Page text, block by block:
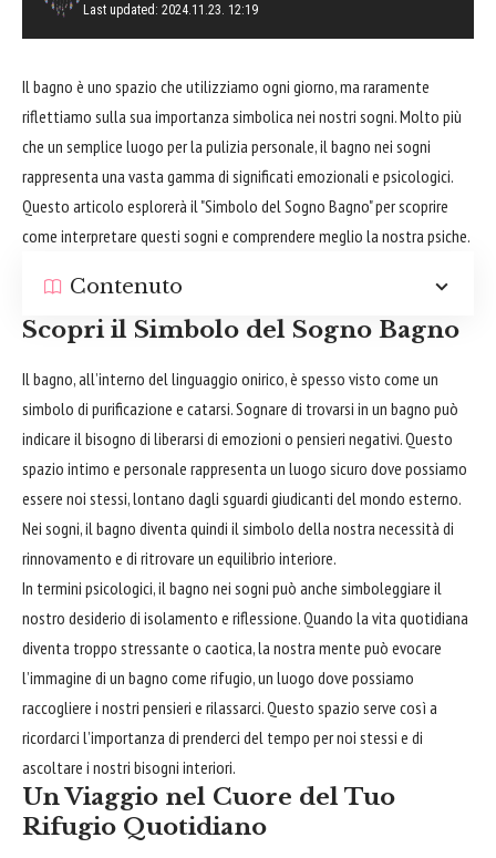
Last updated: 2024.11.23. 12:19
Il bagno è uno spazio che utilizziamo ogni giorno, ma raramente
riflettiamo sulla sua importanza simbolica nei nostri sogni. Molto più
che un semplice luogo per la pulizia personale, il bagno nei sogni
rappresenta una vasta gamma di significati emozionali e psicologici.
Questo articolo esplorerà il "Simbolo del Sogno Bagno" per scoprire
come interpretare questi sogni e comprendere meglio la nostra psiche.
Contenuto
Scopri il Simbolo del Sogno Bagno
Il bagno, all’interno del linguaggio onirico, è spesso visto come un
simbolo di purificazione e catarsi. Sognare di trovarsi in un bagno può
indicare il bisogno di liberarsi di emozioni o pensieri negativi. Questo
spazio intimo e personale rappresenta un luogo sicuro dove possiamo
essere noi stessi, lontano dagli sguardi giudicanti del mondo esterno.
Nei sogni, il bagno diventa quindi il simbolo della nostra necessità di
rinnovamento e di ritrovare un equilibrio interiore.
In termini psicologici, il bagno nei sogni può anche simboleggiare il
nostro desiderio di isolamento e riflessione. Quando la vita quotidiana
diventa troppo stressante o caotica, la nostra mente può evocare
l’immagine di un bagno come rifugio, un luogo dove possiamo
raccogliere i nostri pensieri e rilassarci. Questo spazio serve così a
ricordarci l’importanza di prenderci del tempo per noi stessi e di
ascoltare i nostri bisogni interiori.
Un Viaggio nel Cuore del Tuo
Rifugio Quotidiano